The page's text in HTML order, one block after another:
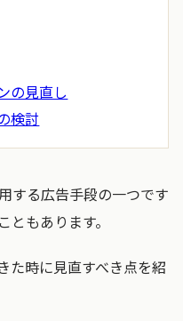
の見直し
検討
する広告手段の一つです
もあります。
た時に見直すべき点を紹